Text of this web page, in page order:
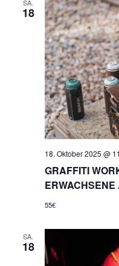
SA.
18
GRAFFITI
18. Oktober 2025 @
55€
SA.
18